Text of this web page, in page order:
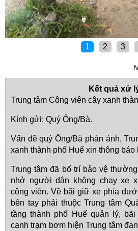
1 2 3
Kết quả xử
Trung tâm Công viên cây xanh
Kính gửi: Quý Ông/Bà.
Vấn đề quý Ông/Bà phản ánh,
xanh thành phố Huế xin thông báo
Trung tâm đã bố trí bảo vệ
nhở người dân không chạy xe
công viên. Về bãi giữ xe phía
bên tay phải thuộc Trung tâm
tầng thành phố Huế quản lý,
cạnh trạm bơm hiện Trung tâm